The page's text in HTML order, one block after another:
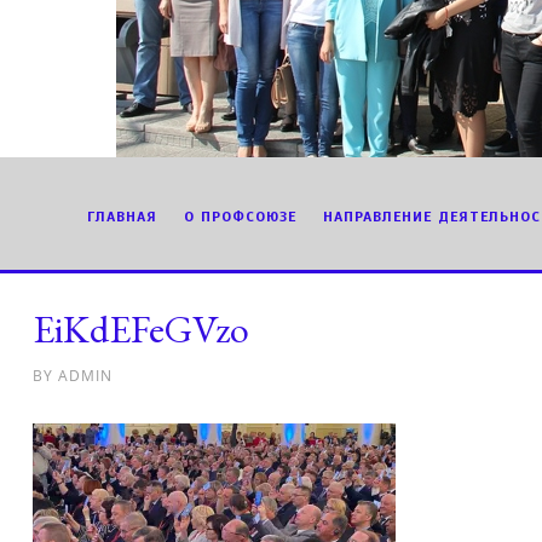
ГЛАВНАЯ О ПРОФСОЮЗЕ НАПРАВЛЕНИЕ
EiKdEFeGVzo
BY ADMIN